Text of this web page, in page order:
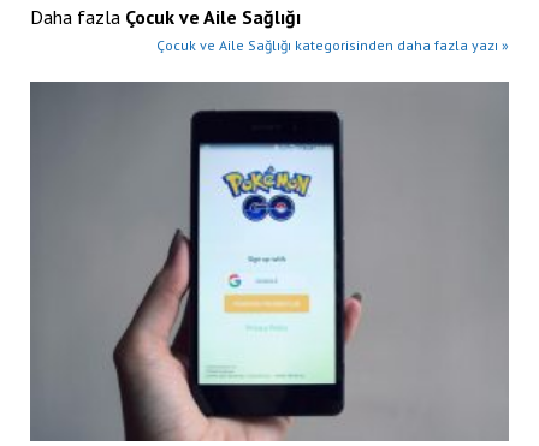
Daha fazla Çocuk ve Aile Sağlığı
Çocuk ve Aile Sağlığı kategorisinden daha fazla yazı »